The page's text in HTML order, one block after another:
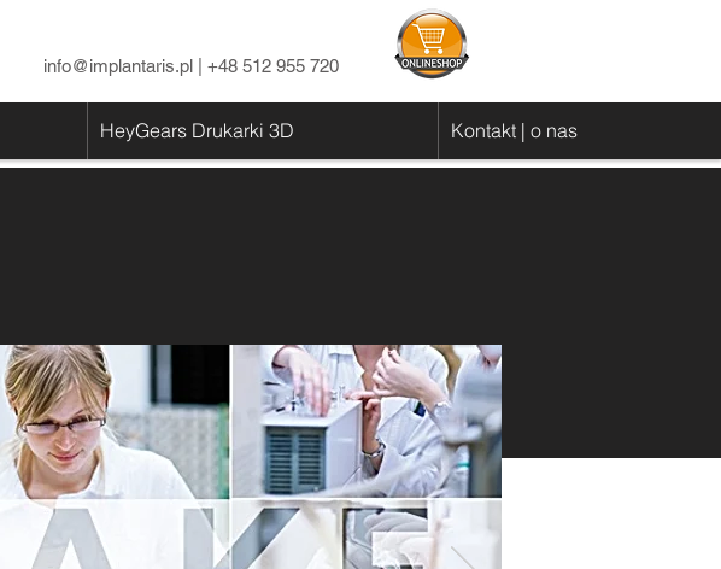
info@implantaris.pl | +48 512 955 720
HeyGears Drukarki 3D Kontakt | o nas